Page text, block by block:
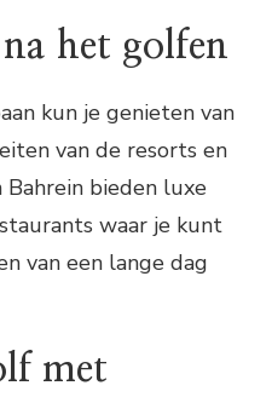
het golfen
kun je genieten van
van de resorts en
bieden luxe
waar je kunt
van een lange dag
met